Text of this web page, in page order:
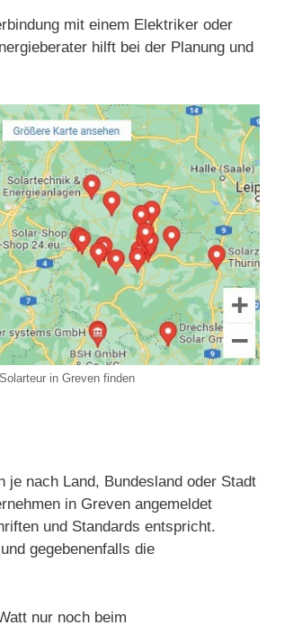
mit einem Elektriker oder
hilft bei der Planung und
Solarteur in Greven finden
je nach Land, Bundesland oder Stadt
in Greven angemeldet
und Standards entspricht.
gegebenenfalls die
nur noch beim